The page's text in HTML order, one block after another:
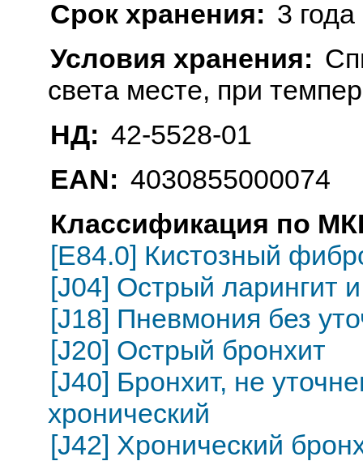
Срок хранения: 3 года
Условия хранения:
света месте, при
НД: 42-5528-01
EAN: 4030855000074
Классификация по
[E84.0] Кистозный
[J04] Острый ларингит
[J18] Пневмония без
[J20] Острый бронхит
[J40] Бронхит, не
хронический
[J42] Хронический